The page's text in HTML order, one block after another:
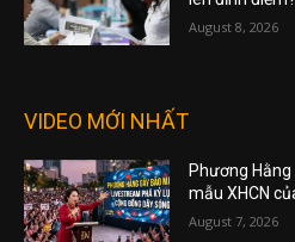
August 8, 2026
VIDEO MỚI NHẤT
Phương
mẫu XHCN
August 7, 2026